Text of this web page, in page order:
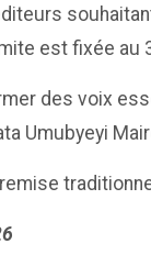
est fixée au
des voix
Umubyeyi